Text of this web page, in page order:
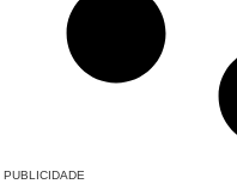
PUBLICIDADE